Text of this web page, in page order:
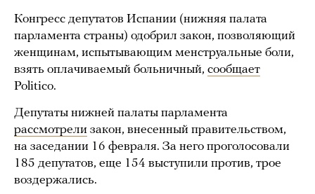
Конгресс депутатов Испании (нижняя палата
парламента страны) одобрил закон, позволяющий
женщинам, испытывающим менструальные боли,
взять оплачиваемый больничный, сообщает
Politico.
Депутаты нижней палаты парламента
рассмотрели закон, внесенный правительством,
на заседании 16 февраля. За него проголосовали
185 депутатов, еще 154 выступили против, трое
воздержались.